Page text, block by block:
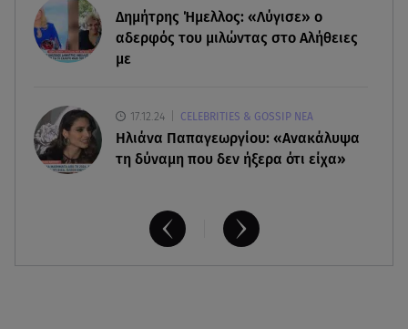
ξανά μετά από πυρκαγιά
Δημήτρης Ήμελλος: «Λύγισε» ο
αδερφός του μιλώντας στο Αλήθειες
με
17.12.24 CELEBRITIES & GOSSIP ΝΕΑ
Ηλιάνα Παπαγεωργίου: «Ανακάλυψα
τη δύναμη που δεν ήξερα ότι είχα»